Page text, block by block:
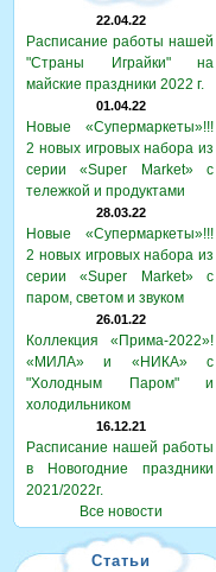
22.04.22
Расписание работы нашей
"Страны Играйки" на
майские праздники 2022 г.
01.04.22
Новые «Супермаркеты»!!!
2 новых игровых набора из
серии «Super Market» с
тележкой и продуктами
28.03.22
Новые «Супермаркеты»!!!
2 новых игровых набора из
серии «Super Market» с
паром, светом и звуком
26.01.22
Коллекция «Прима-2022»!
«МИЛА» и «НИКА» с
"Холодным Паром" и
холодильником
16.12.21
Расписание нашей работы
в Новогодние праздники
2021/2022г.
Все новости
Статьи